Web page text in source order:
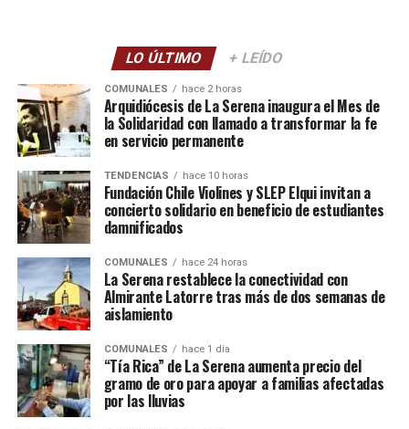
LO ÚLTIMO + LEÍDO
COMUNALES hace 2 horas
Arquidiócesis de La Serena inaugura el Mes de
la Solidaridad con llamado a transformar la fe
en servicio permanente
TENDENCIAS hace 10 horas
Fundación Chile Violines y SLEP Elqui invitan a
concierto solidario en beneficio de estudiantes
damnificados
COMUNALES hace 24 horas
La Serena restablece la conectividad con
Almirante Latorre tras más de dos semanas de
aislamiento
COMUNALES hace 1 día
“Tía Rica” de La Serena aumenta precio del
gramo de oro para apoyar a familias afectadas
por las lluvias